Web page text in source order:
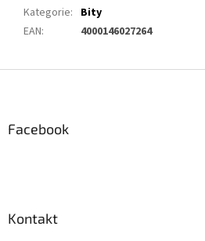
Kategorie: Bity
EAN: 4000146027264
Facebook
Kontakt